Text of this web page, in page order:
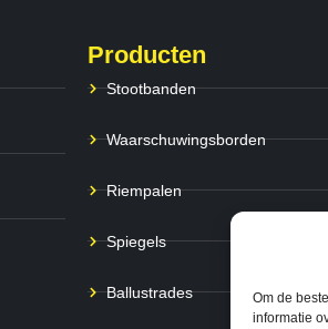
Om de
informatie
Producten
Stootbanden
Waarschuwingsborden
Riempalen
Spiegels
Ballustrades